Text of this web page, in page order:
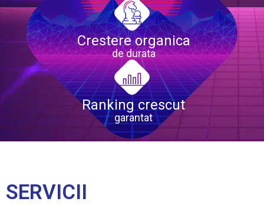
Crestere organica
de durata
Ranking crescut
garantat
SERVICII